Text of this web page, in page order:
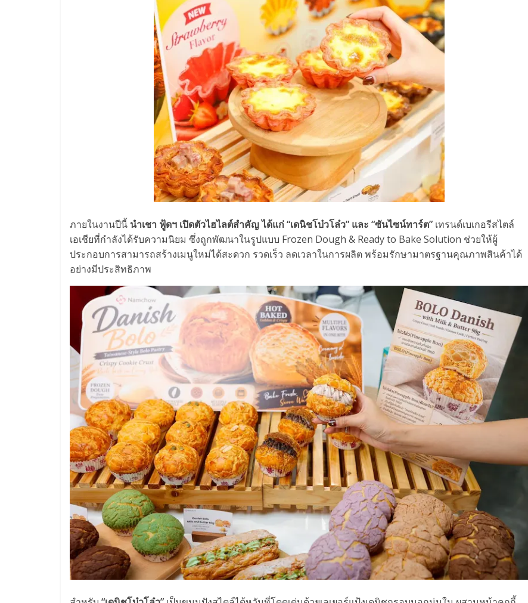
ภายในงานปีนี้ นําเชา ฟู้ดฯ เปิดตัวไฮไลต์สำคัญ ได้แก่ “เดนิชโบ๋วโล๋ว” และ “ซันไซน์ทาร์ต” เทรนด์เบเกอรีสไตล์
เอเชียที่กำลังได้รับความนิยม ซึ่งถูกพัฒนาในรูปแบบ Frozen Dough & Ready to Bake Solution ช่วยให้ผู้
ประกอบการสามารถสร้างเมนูใหม่ได้สะดวก รวดเร็ว ลดเวลาในการผลิต พร้อมรักษามาตรฐานคุณภาพสินค้าได้
อย่างมีประสิทธิภาพ